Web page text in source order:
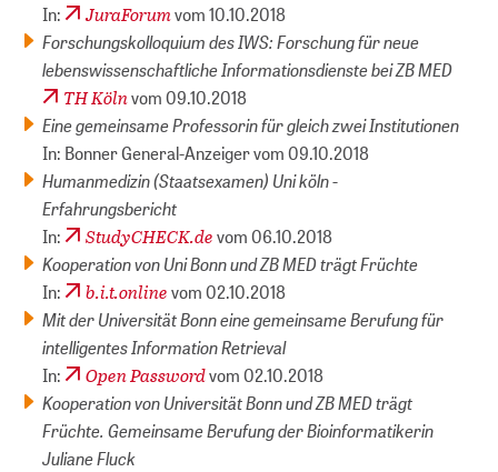
In: JuraForumvom 10.10.2018
Forschungskolloquium des IWS: Forschung für neue
lebenswissenschaftliche Informationsdienste bei ZB MED
TH Kölnvom 09.10.2018
Eine gemeinsame Professorin für gleich zwei Institutionen
In: Bonner General-Anzeiger vom 09.10.2018
Humanmedizin (Staatsexamen) Uni köln -
Erfahrungsbericht
In: StudyCHECK.devom 06.10.2018
Kooperation von Uni Bonn und ZB MED trägt Früchte
In: b.i.t.onlinevom 02.10.2018
Mit der Universität Bonn eine gemeinsame Berufung für
intelligentes Information Retrieval
In: Open Passwordvom 02.10.2018
Kooperation von Universität Bonn und ZB MED trägt
Früchte. Gemeinsame Berufung der Bioinformatikerin
Juliane Fluck